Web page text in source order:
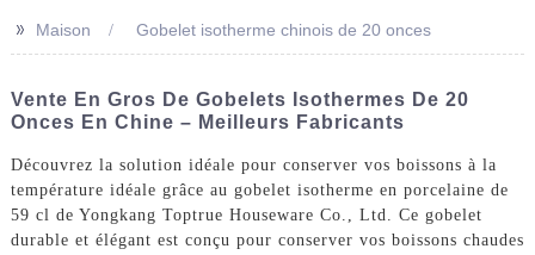
>> Maison Gobelet isotherme chinois de 20 onces
Vente En Gros De Gobelets Isothermes De 20
Onces En Chine – Meilleurs Fabricants
Découvrez la solution idéale pour conserver vos boissons à la
température idéale grâce au gobelet isotherme en porcelaine de
59 cl de Yongkang Toptrue Houseware Co., Ltd. Ce gobelet
durable et élégant est conçu pour conserver vos boissons chaudes